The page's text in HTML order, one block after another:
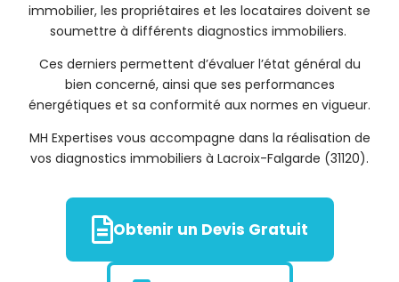
immobilier, les propriétaires et les locataires doivent se
soumettre à différents diagnostics immobiliers.
Ces derniers permettent d’évaluer l’état général du
bien concerné, ainsi que ses performances
énergétiques et sa conformité aux normes en vigueur.
MH Expertises vous accompagne dans la réalisation de
vos diagnostics immobiliers à Lacroix-Falgarde (31120).
Obtenir un Devis Gratuit